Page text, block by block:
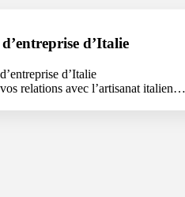
d’Italie
relations avec l’artisanat